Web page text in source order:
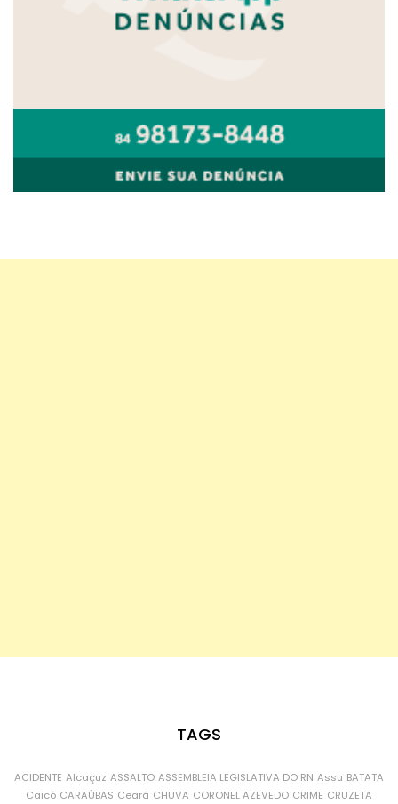
TAGS
ACIDENTE Alcaçuz ASSALTO ASSEMBLEIA LEGISLATIVA DO RN Assu BATATA
Caicó CARAÚBAS Ceará CHUVA CORONEL AZEVEDO CRIME CRUZETA